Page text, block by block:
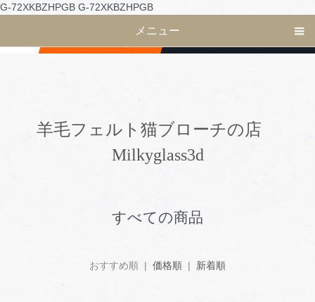
G-72XKBZHPGB G-72XKBZHPGB
メニュー
羊毛フェルト猫ブローチの店
Milkyglass3d
すべての商品
おすすめ順 | 価格順 | 新着順